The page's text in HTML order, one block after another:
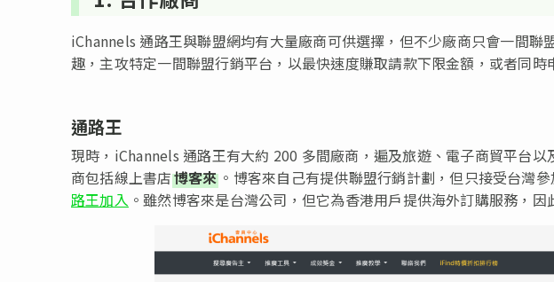
iChannels 通路王與聯盟網均有大量廠商可供選擇，但不少廠商只會一間聯
趣，主攻特定一間聯盟行銷平台，以最快速度賺取請款下限金額，或者同時
通路王
現時，iChannels 通路王有大約 200 多間廠商，遍及旅遊、電子商貿平台
商包括線上書店博客來 。博客來自己有提供聯盟行銷計劃，但只接受台灣
路王加入 。雖然博客來是台灣公司，但它為香港用戶提供海外訂購服務，因